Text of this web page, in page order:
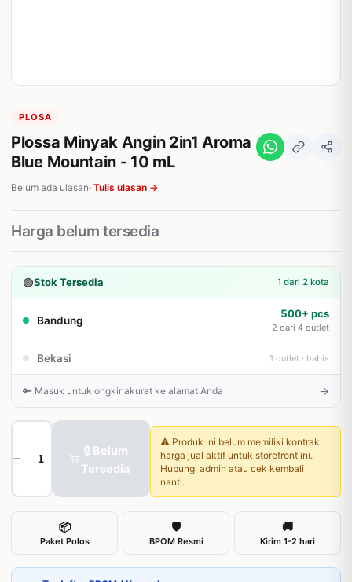
PLOSA
Plossa Minyak Angin 2in1 Aroma
Blue Mountain - 10 mL
Belum ada ulasan· Tulis ulasan →
Harga belum tersedia
🟢Stok Tersedia 1 dari 2 kota
Bandung
500+ pcs
2 dari 4 outlet
Bekasi 1 outlet · habis
🔑 Masuk untuk ongkir akurat ke alamat Anda →
−
🔒 Belum
Tersedia
⚠️ Produk ini belum memiliki kontrak
harga jual aktif untuk storefront ini.
Hubungi admin atau cek kembali
nanti.
📦
Paket Polos
🛡
BPOM Resmi
🚚
Kirim 1-2 hari